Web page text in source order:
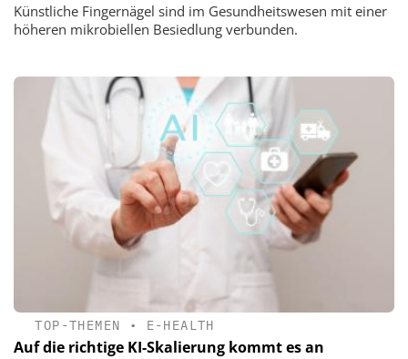
Künstliche Fingernägel sind im Gesundheitswesen mit einer
höheren mikrobiellen Besiedlung verbunden.
TOP-THEMEN • E-HEALTH
Auf die richtige KI-Skalierung kommt es an